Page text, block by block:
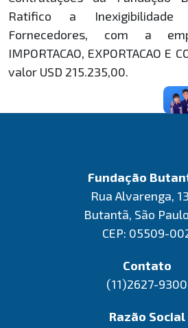
Ratifico a
Fornecedores, com a
IMPORTACAO, EXPORTACAO E
valor USD 215.235,00.
Fundação
Rua Alvarenga,
Butantã, São
CEP: 05509-
Contato
(11)2627-9300
Razão Social